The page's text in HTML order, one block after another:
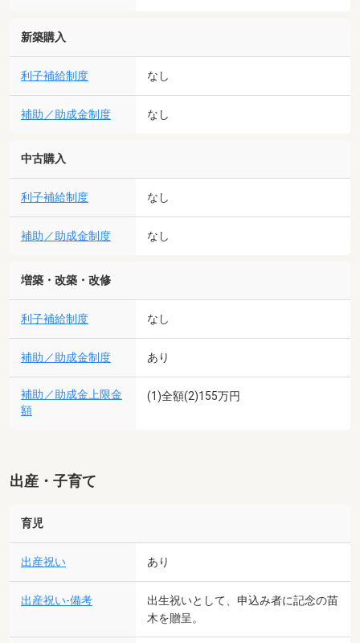
新築購入
利子補給制度 なし
補助／助成金制度 なし
中古購入
利子補給制度 なし
補助／助成金制度 なし
増築・改築・改修
利子補給制度 なし
補助／助成金制度 あり
補助／助成金上限金
額
(1)全額(2)155万円
出産・子育て
育児
出産祝い あり
出産祝い-備考
出生祝いとして、申込み者に記念の苗
木を贈呈。